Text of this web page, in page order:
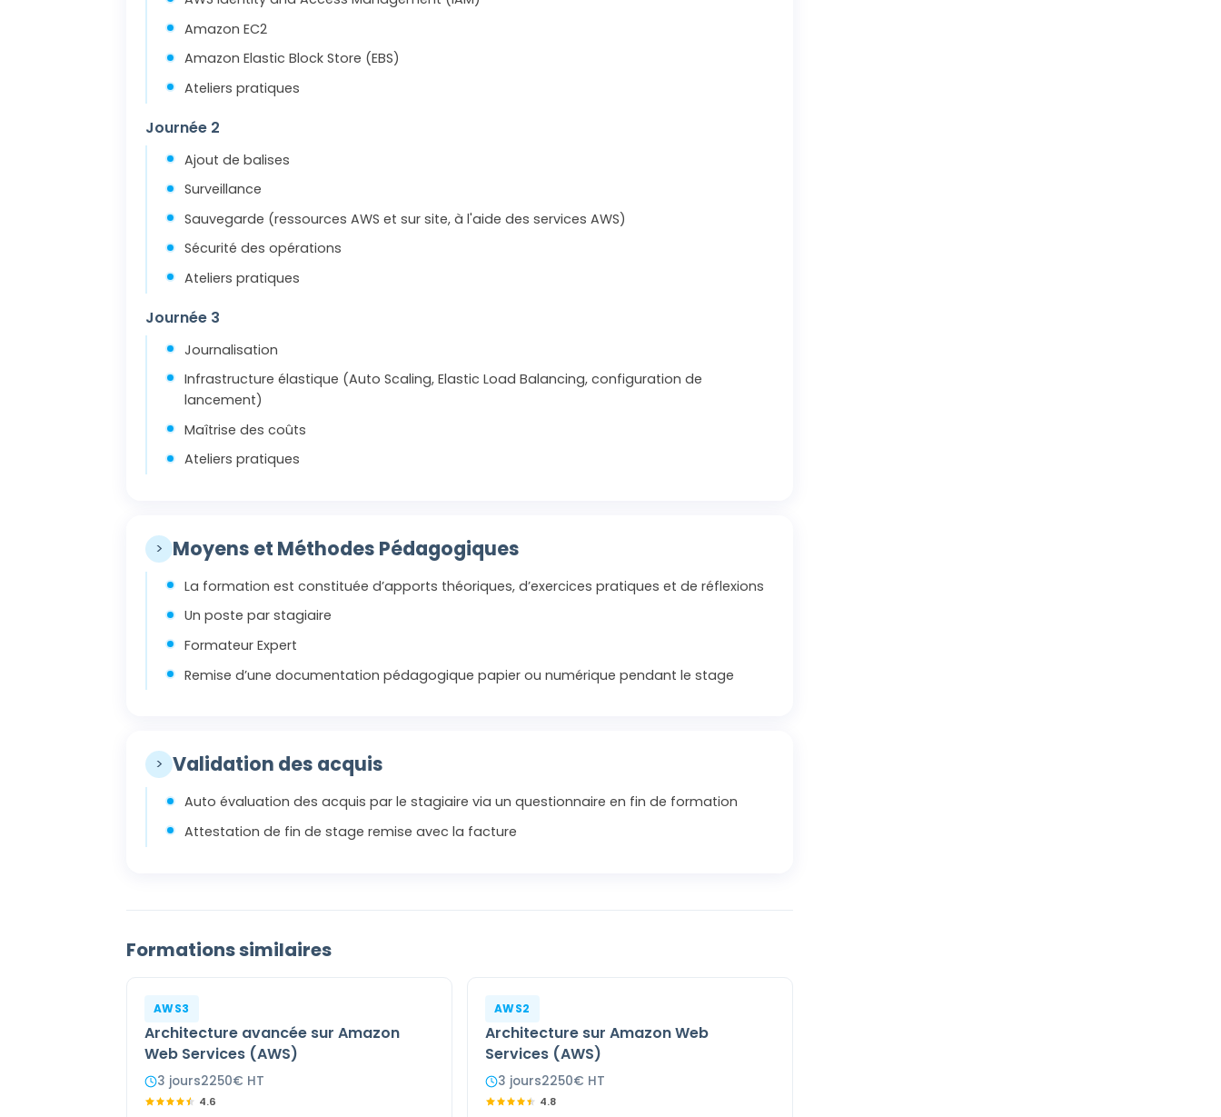
Amazon EC2
Amazon Elastic Block Store (EBS)
Ateliers pratiques
Journée 2
Ajout de balises
Surveillance
Sauvegarde (ressources AWS et sur site, à l'aide des services AWS)
Sécurité des opérations
Ateliers pratiques
Journée 3
Journalisation
Infrastructure élastique (Auto Scaling, Elastic Load Balancing, configuration de
lancement)
Maîtrise des coûts
Ateliers pratiques
> Moyens et Méthodes Pédagogiques
La formation est constituée d’apports théoriques, d’exercices pratiques et de réflexions
Un poste par stagiaire
Formateur Expert
Remise d’une documentation pédagogique papier ou numérique pendant le stage
> Validation des acquis
Auto évaluation des acquis par le stagiaire via un questionnaire en fin de formation
Attestation de fin de stage remise avec la facture
Formations similaires
AWS3
Architecture avancée sur Amazon
Web Services (AWS)
3 jours2250€ HT
4.6
AWS2
Architecture sur Amazon Web
Services (AWS)
3 jours2250€ HT
4.8